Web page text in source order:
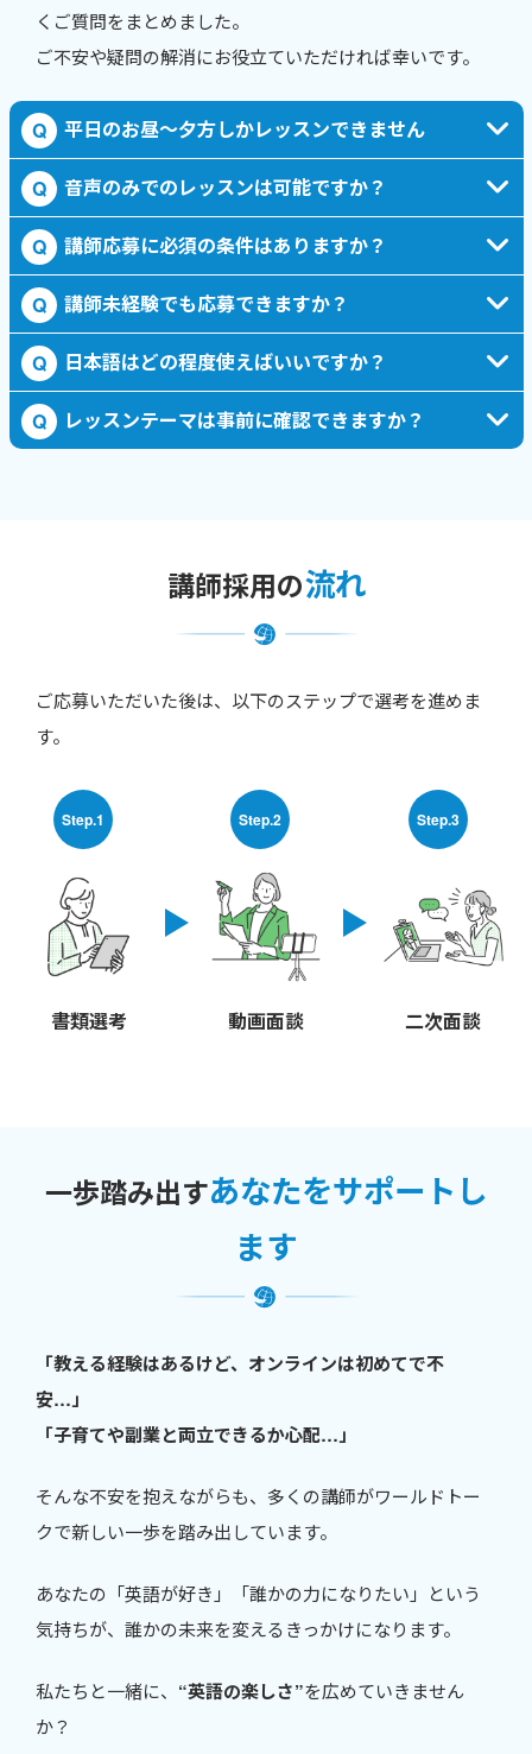
くご質問をまとめました。
ご不安や疑問の解消にお役立ていただければ幸いです。
Q 平日のお昼〜夕方しかレッスンできません
Q 音声のみでのレッスンは可能ですか？
Q 講師応募に必須の条件はありますか？
Q 講師未経験でも応募できますか？
Q 日本語はどの程度使えばいいですか？
Q レッスンテーマは事前に確認できますか？
講師採用の流れ
ご応募いただいた後は、以下のステップで選考を進めま
す。
Step.1
書類選考
Step.2
動画面談
Step.3
二次面談
一歩踏み出すあなたをサポートし
ます
「教える経験はあるけど、オンラインは初めてで不
安…」
「子育てや副業と両立できるか心配…」
そんな不安を抱えながらも、多くの講師がワールドトー
クで新しい一歩を踏み出しています。
あなたの「英語が好き」「誰かの力になりたい」という
気持ちが、誰かの未来を変えるきっかけになります。
私たちと一緒に、 “英語の楽しさ”を広めていきません
か？